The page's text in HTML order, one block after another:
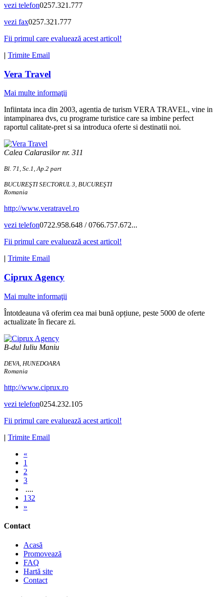
vezi telefon0257.321.777
vezi fax0257.321.777
Fii primul care evaluează acest articol!
| Trimite Email
Vera Travel
Mai multe informaţii
Infiintata inca din 2003, agentia de turism VERA TRAVEL, vine in
intampinarea dvs, cu programe turistice care sa imbine perfect
raportul calitate-pret si sa introduca oferte si destinatii noi.
Calea Calarasilor nr. 311
Bl. 71, Sc.1, Ap.2 part
BUCUREŞTI SECTORUL 3, BUCUREŞTI
Romania
http://www.veratravel.ro
vezi telefon0722.958.648 / 0766.757.672...
Fii primul care evaluează acest articol!
| Trimite Email
Ciprux Agency
Mai multe informaţii
Întotdeauna vă oferim cea mai bună opțiune, peste 5000 de oferte
actualizate în fiecare zi.
B-dul Iuliu Maniu
DEVA, HUNEDOARA
Romania
http://www.ciprux.ro
vezi telefon0254.232.105
Fii primul care evaluează acest articol!
| Trimite Email
«
1
2
3
....
132
»
Contact
Acasă
Promovează
FAQ
Hartă site
Contact